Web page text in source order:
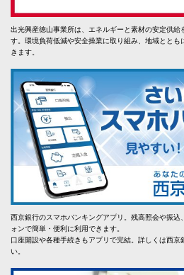
出光興産徳山事業所は、エネルギーと素材の安定供給
す。環境負荷低減や安全操業に取り組み、地域とと
きます。
西京銀行のスマホバンキングアプリ。残高照会や振込
ォンで簡単・便利に利用できます。
口座開設や各種手続きもアプリで完結。詳しくは西京
い。